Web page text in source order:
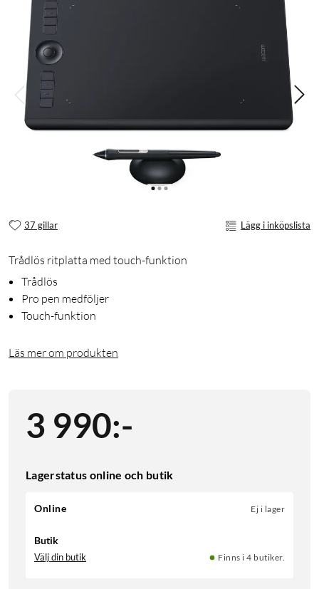
37 gillar Lägg i inköpslista
Trådlös ritplatta med touch-funktion
Trådlös
Pro pen medföljer
Touch-funktion
Läs mer om produkten
3 990:-
Lagerstatus online och butik
Online Ej i lager
Butik
Välj din butik Finns i 4 butiker.